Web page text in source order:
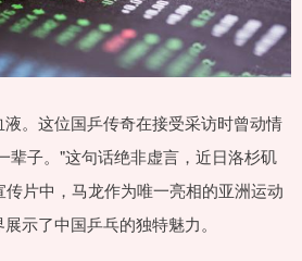
。这位国乒传奇在接受采访时曾动情
辈子。"这句话绝非虚言，近日洛杉矶
片中，马龙作为唯一亮相的亚洲运动
示了中国乒乓的独特魅力。